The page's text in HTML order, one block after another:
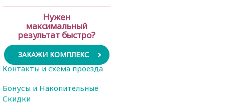
Нужен
максимальный
результат быстро?
ЗАКАЖИ КОМПЛЕКС
Контакты и схема проезда
Бонусы и Накопительные
Скидки